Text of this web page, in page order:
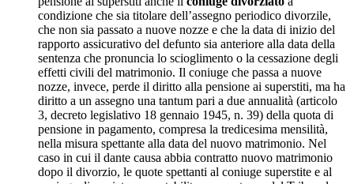
condizione che sia titolare dell’assegno periodico divorzile,
che non sia passato a nuove nozze e che la data di inizio del
rapporto assicurativo del defunto sia anteriore alla data della
sentenza che pronuncia lo scioglimento o la cessazione degli
effetti civili del matrimonio. Il coniuge che passa a nuove
nozze, invece, perde il diritto alla pensione ai superstiti, ma ha
diritto a un assegno una tantum pari a due annualità (articolo
3, decreto legislativo 18 gennaio 1945, n. 39) della quota di
pensione in pagamento, compresa la tredicesima mensilità,
nella misura spettante alla data del nuovo matrimonio. Nel
caso in cui il dante causa abbia contratto nuovo matrimonio
dopo il divorzio, le quote spettanti al coniuge superstite e al